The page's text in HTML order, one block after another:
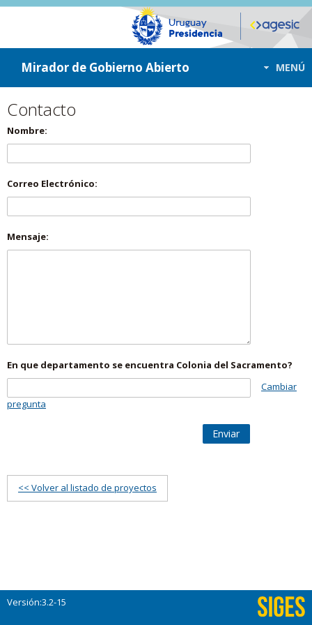
ir a contenido
ir al menú
Mirador de Gobierno Abierto MENÚ
Contacto
Nombre:
Correo Electrónico:
Mensaje:
En que departamento se encuentra Colonia del Sacramento?
Cambiar
pregunta
Enviar
<< Volver al listado de proyectos
Versión:3.2-15